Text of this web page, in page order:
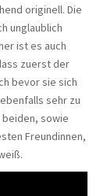
originell. Die
unglaublich
ist es auch
zuerst der
bevor sie sich
sehr zu
sowie
Freundinnen,